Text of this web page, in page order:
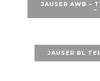
JAUSER AWB –
–
JAUSER BL